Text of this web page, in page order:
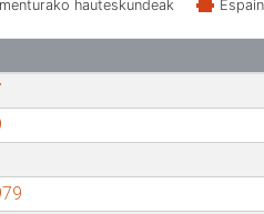
hauteskundeak